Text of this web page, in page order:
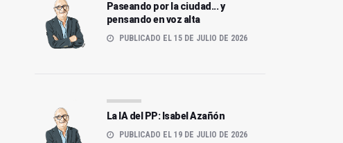
Paseando por la ciudad... y
pensando en voz alta
PUBLICADO EL 15 DE JULIO DE 2026
La IA del PP: Isabel Azañón
PUBLICADO EL 19 DE JULIO DE 2026